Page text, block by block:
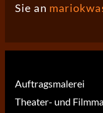
Sie an
Auftragsmalerei
Theater- und